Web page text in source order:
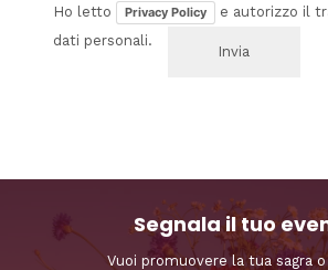
Ho letto Privacy Policy
e autorizzo il
dati personali.
Segnala il tuo
Vuoi promuovere la tua sagra